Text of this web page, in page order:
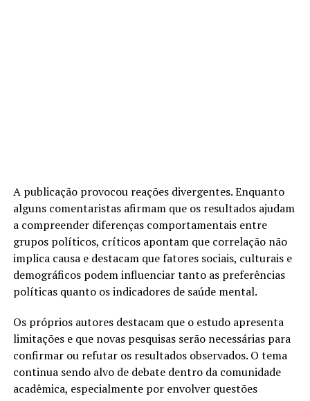
A publicação provocou reações divergentes. Enquanto
alguns comentaristas afirmam que os resultados ajudam
a compreender diferenças comportamentais entre
grupos políticos, críticos apontam que correlação não
implica causa e destacam que fatores sociais, culturais e
demográficos podem influenciar tanto as preferências
políticas quanto os indicadores de saúde mental.
Os próprios autores destacam que o estudo apresenta
limitações e que novas pesquisas serão necessárias para
confirmar ou refutar os resultados observados. O tema
continua sendo alvo de debate dentro da comunidade
acadêmica, especialmente por envolver questões